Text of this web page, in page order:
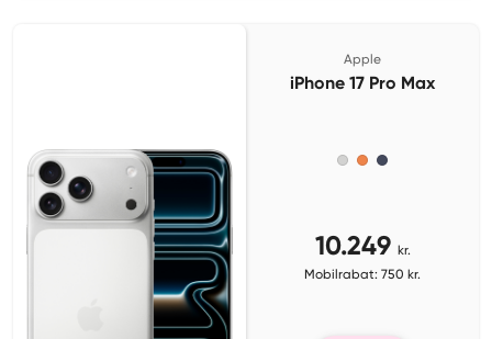
Apple
iPhone 17 Pro Max
10.249 kr.
Mobilrabat: 750 kr.